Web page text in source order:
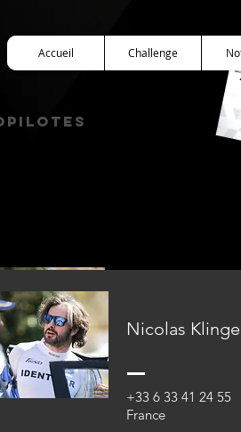
Accueil Challenge
Vincent
+33 6 89 20 95 43
Nicolas
+33 6 33 41 24 55
France